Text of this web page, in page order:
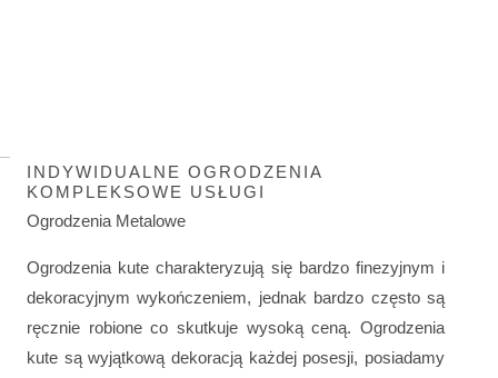
INDYWIDUALNE OGRODZENIA
KOMPLEKSOWE USŁUGI
Ogrodzenia Metalowe
Ogrodzenia kute charakteryzują się bardzo finezyjnym i
dekoracyjnym wykończeniem, jednak bardzo często są
ręcznie robione co skutkuje wysoką ceną. Ogrodzenia
kute są wyjątkową dekoracją każdej posesji, posiadamy